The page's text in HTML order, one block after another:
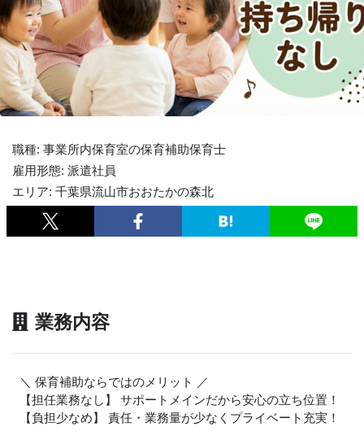
職種: 事業所内保育室の保育補助保育士
雇用形態: 派遣社員
エリア: 千葉県流山市おおたかの森北
業務内容
＼ 保育補助ならではのメリット ／
【担任業務なし】 サポートメインだから安心の立ち位置！
【負担少なめ】 責任・業務量が少なくプライベート充実！